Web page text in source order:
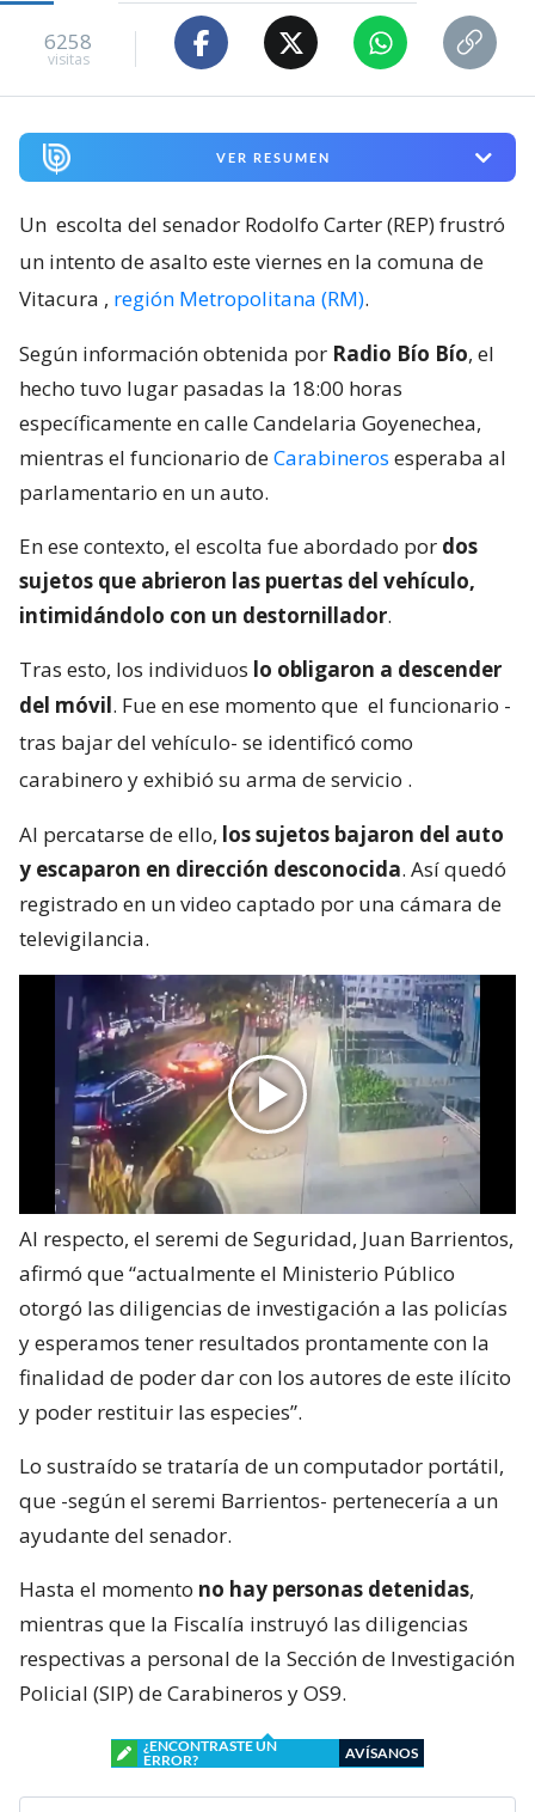
6258
visitas
VER RESUMEN
Un escolta del senador Rodolfo Carter (REP) frustró
un intento de asalto este viernes en la comuna de
Vitacura , región Metropolitana (RM).
Según información obtenida por Radio Bío Bío, el
hecho tuvo lugar pasadas la 18:00 horas
específicamente en calle Candelaria Goyenechea,
mientras el funcionario deCarabineros esperaba al
parlamentario en un auto.
En ese contexto, el escolta fue abordado por dos
sujetos que abrieron las puertas del vehículo,
intimidándolo con un destornillador.
Tras esto, los individuos lo obligaron a descender
del móvil. Fue en ese momento que el funcionario -
tras bajar del vehículo- se identificó como
carabinero y exhibió su arma de servicio .
Al percatarse de ello, los sujetos bajaron del auto
y escaparon en dirección desconocida. Así quedó
registrado en un video captado por una cámara de
televigilancia.
Al respecto, el seremi de Seguridad, Juan Barrientos,
afirmó que “actualmente el Ministerio Público
otorgó las diligencias de investigación a las policías
y esperamos tener resultados prontamente con la
finalidad de poder dar con los autores de este ilícito
y poder restituir las especies”.
Lo sustraído se trataría de un computador portátil,
que -según el seremi Barrientos- pertenecería a un
ayudante del senador.
Hasta el momento no hay personas detenidas,
mientras que la Fiscalía instruyó las diligencias
respectivas a personal de la Sección de Investigación
Policial (SIP) de Carabineros y OS9.
¿ENCONTRASTE UN
ERROR?
AVÍSANOS